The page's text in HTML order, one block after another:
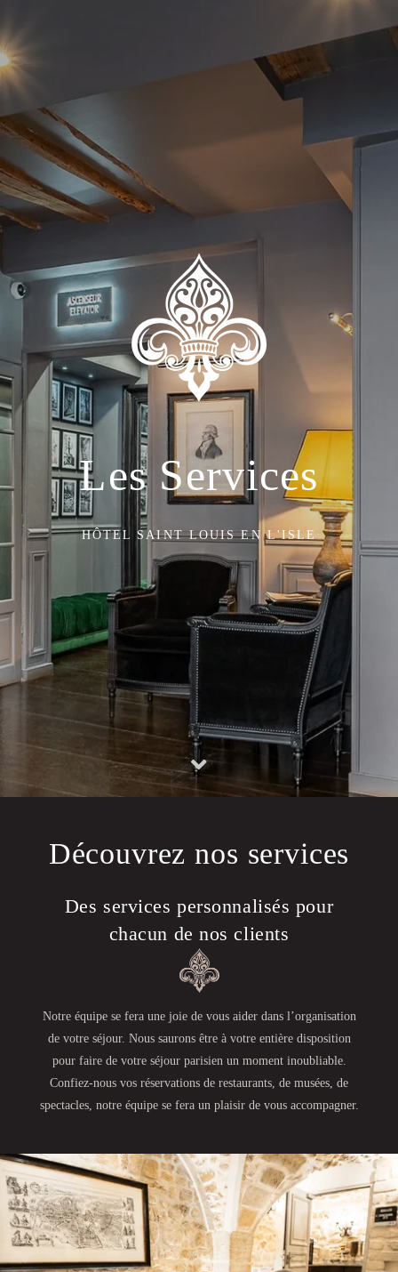
Les Services
HÔTEL SAINT LOUIS EN L'ISLE
Découvrez nos services
Des services personnalisés pour
chacun de nos clients
Notre équipe se fera une joie de vous aider dans l’organisation
de votre séjour. Nous saurons être à votre entière disposition
pour faire de votre séjour parisien un moment inoubliable.
Confiez-nous vos réservations de restaurants, de musées, de
spectacles, notre équipe se fera un plaisir de vous accompagner.